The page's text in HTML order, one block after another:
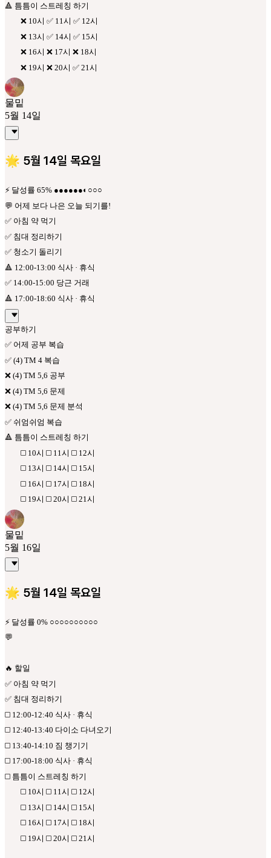
🔺 틈틈이 스트레칭 하기
❌ 10시 ✅ 11시 ✅ 12시
❌ 13시 ✅ 14시 ✅ 15시
❌ 16시 ❌ 17시 ❌ 18시
❌ 19시 ❌ 20시 ✅ 21시
물밑
5월 14일
🌟 5월 14일 목요일
⚡ 달성률 65% ●●●●●●◐○○○
💬 어제 보다 나은 오늘 되기를!
✅ 아침 약 먹기
✅ 침대 정리하기
✅ 청소기 돌리기
🔺 12:00-13:00 식사 · 휴식
✅ 14:00-15:00 당근 거래
🔺 17:00-18:60 식사 · 휴식
공부하기
✅ 어제 공부 복습
✅ (4) TM 4 복습
❌ (4) TM 5,6 공부
❌ (4) TM 5,6 문제
❌ (4) TM 5,6 문제 분석
✅ 쉬엄쉬엄 복습
🔺 틈틈이 스트레칭 하기
◻️ 10시 ◻️ 11시 ◻️ 12시
◻️ 13시 ◻️ 14시 ◻️ 15시
◻️ 16시 ◻️ 17시 ◻️ 18시
◻️ 19시 ◻️ 20시 ◻️ 21시
물밑
5월 16일
🌟 5월 14일 목요일
⚡ 달성률 0% ○○○○○○○○○○
💬
🔥 할일
✅ 아침 약 먹기
✅ 침대 정리하기
◻️ 12:00-12:40 식사 · 휴식
◻️ 12:40-13:40 다이소 다녀오기
◻️ 13:40-14:10 짐 챙기기
◻️ 17:00-18:00 식사 · 휴식
◻️ 틈틈이 스트레칭 하기
◻️ 10시 ◻️ 11시 ◻️ 12시
◻️ 13시 ◻️ 14시 ◻️ 15시
◻️ 16시 ◻️ 17시 ◻️ 18시
◻️ 19시 ◻️ 20시 ◻️ 21시